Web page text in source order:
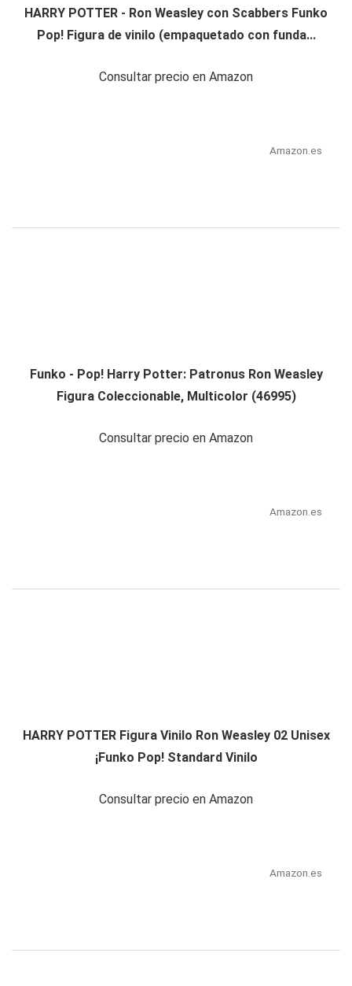
HARRY POTTER - Ron Weasley con Scabbers Funko
Pop! Figura de vinilo (empaquetado con funda...
Consultar precio en Amazon
Amazon.es
Funko - Pop! Harry Potter: Patronus Ron Weasley
Figura Coleccionable, Multicolor (46995)
Consultar precio en Amazon
Amazon.es
HARRY POTTER Figura Vinilo Ron Weasley 02 Unisex
¡Funko Pop! Standard Vinilo
Consultar precio en Amazon
Amazon.es